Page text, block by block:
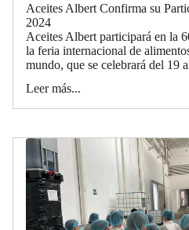
Aceites Albert Confirma su
2024
Aceites Albert participará en la
la feria internacional de
mundo, que se celebrará del 19
Leer más...